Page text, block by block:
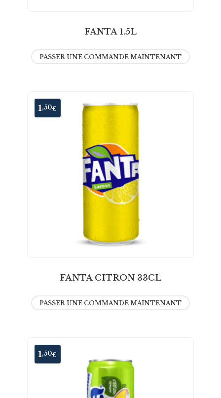
FANTA 1.5L
PASSER UNE COMMANDE MAINTENANT
FANTA CITRON 33CL
1,50€
PASSER UNE COMMANDE MAINTENANT
1,50€